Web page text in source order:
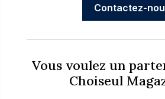
Contactez-
Vous voulez un
Choiseul